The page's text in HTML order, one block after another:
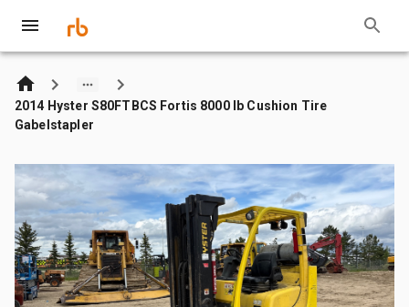
2014 Hyster S80FTBCS Fortis 8000 lb Cushion Tire
Gabelstapler